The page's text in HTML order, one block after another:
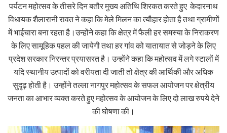
पर्यटन महोत्सव के तीसरे दिन बतौर मुख्य अतिथि शिरकत करते हुए केदारनाथ
विधायक शैलारानी रावत ने कहा कि मेले मिलन का त्यौहार होता है तथा ग्रामीणों
में भाईचारा बना रहता है।उन्होंने कहा कि क्षेत्र में फैली हर समस्या के निराकरण
के लिए सामूहिक पहल की जायेगी तथा हर गांव को यातायात से जोड़ने के लिए
प्रदेश सरकार निरन्तर प्रयासरत है। उन्होंने कहा कि महोत्सव में लगे स्टालों में
यदि स्थानीय उत्पादों को वरीयता दी जाती तो क्षेत्र की आर्थिकी और अधिक
सुदृढ़ होती है। उन्होंने तल्ला नागपुर महोत्सव के सफल आयोजन पर क्षेत्रीय
जनता का आभार व्यक्त करते हुए महोत्सव के आयोजन के लिए दो लाख रुपये देने
की घोषणा की।